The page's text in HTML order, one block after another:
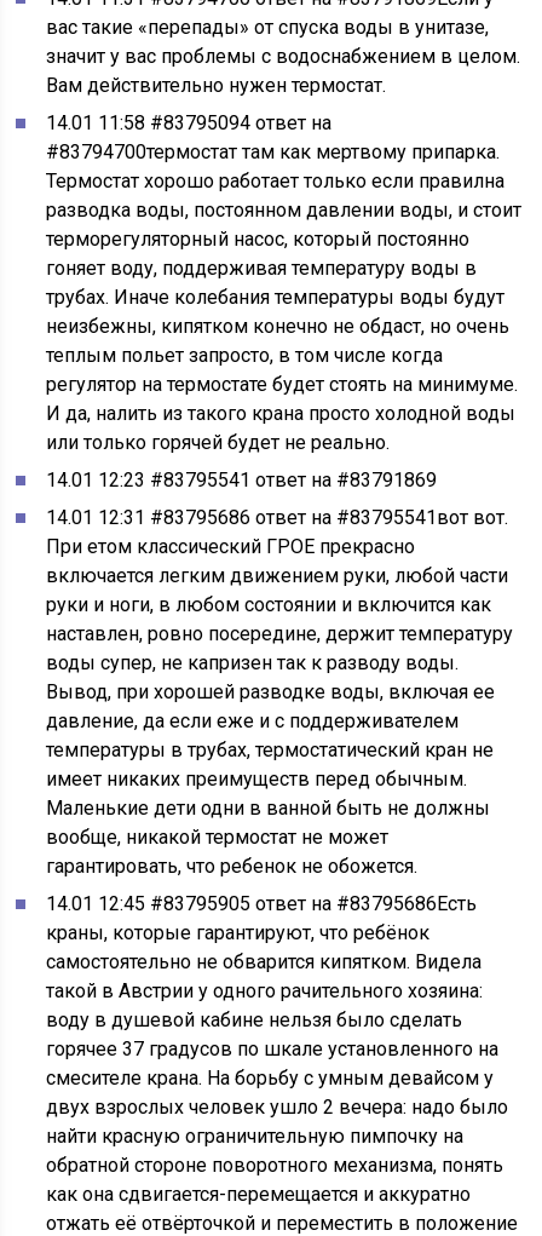
вас такие «перепады» от спуска воды в унитазе,
значит у вас проблемы с водоснабжением в целом.
Вам действительно нужен термостат.
14.01 11:58 #83795094 ответ на
#83794700термостат там как мертвому припарка.
Термостат хорошо работает только если правилна
разводка воды, постоянном давлении воды, и стоит
терморегуляторный насос, который постоянно
гоняет воду, поддерживая температуру воды в
трубах. Иначе колебания температуры воды будут
неизбежны, кипятком конечно не обдаст, но очень
теплым польет запросто, в том числе когда
регулятор на термостате будет стоять на минимуме.
И да, налить из такого крана просто холодной воды
или только горячей будет не реально.
14.01 12:23 #83795541 ответ на #83791869
14.01 12:31 #83795686 ответ на #83795541вот вот.
При етом классический ГРОЕ прекрасно
включается легким движением руки, любой части
руки и ноги, в любом состоянии и включится как
наставлен, ровно посередине, держит температуру
воды супер, не капризен так к разводу воды.
Вывод, при хорошей разводке воды, включая ее
давление, да если еже и с поддерживателем
температуры в трубах, термостатический кран не
имеет никаких преимуществ перед обычным.
Маленькие дети одни в ванной быть не должны
вообще, никакой термостат не может
гарантировать, что ребенок не обожется.
14.01 12:45 #83795905 ответ на #83795686Есть
краны, которые гарантируют, что ребёнок
самостоятельно не обварится кипятком. Видела
такой в Австрии у одного рачительного хозяина:
воду в душевой кабине нельзя было сделать
горячее 37 градусов по шкале установленного на
смесителе крана. На борьбу с умным девайсом у
двух взрослых человек ушло 2 вечера: надо было
найти красную ограничительную пимпочку на
обратной стороне поворотного механизма, понять
как она сдвигается-перемещается и аккуратно
отжать её отвёрточкой и переместить в положение